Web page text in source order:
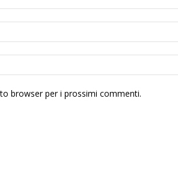
browser per i prossimi commenti.